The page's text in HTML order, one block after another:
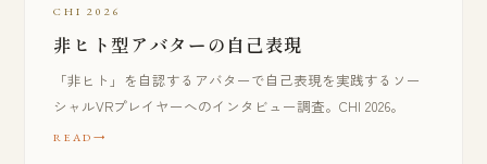
CHI 2026
非ヒト型アバターの自己表現
「非ヒト」を自認するアバターで自己表現を実践するソー
シャルVRプレイヤーへのインタビュー調査。CHI 2026。
READ